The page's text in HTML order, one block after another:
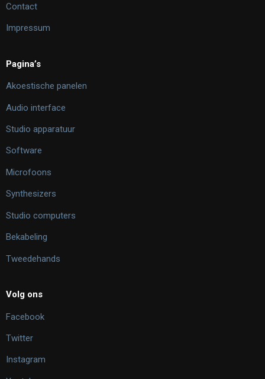
Contact
Impressum
Pagina’s
Akoestische panelen
Audio interface
Studio apparatuur
Software
Microfoons
Synthesizers
Studio computers
Bekabeling
Tweedehands
Volg ons
Facebook
Twitter
Instagram